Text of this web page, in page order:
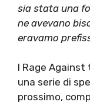
sia stata una
ne avevano
eravamo
I Rage
una serie di
prossimo,